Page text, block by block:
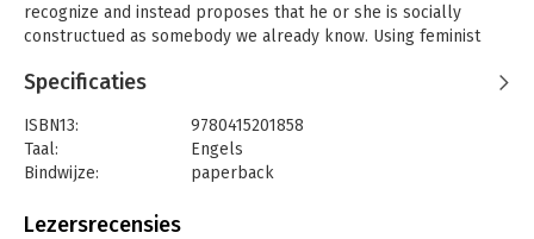
recognize and instead proposes that he or she is socially
constructued as somebody we already know. Using feminist
multiculturalism and globalization on embodiment and
implication of its critique for post-colonial feminism.
A diverse range of texts are analyzed which produce the figure
of 'the stranger', showing that it has alternatively been
watch, or celebrated as the origin of difference - as in
Specificaties
ISBN13:
9780415201858
Taal:
Engels
Bindwijze:
paperback
Uitgever:
Lezersrecensies